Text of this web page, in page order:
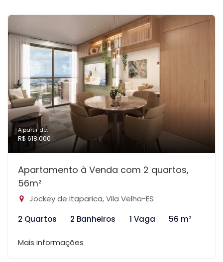
A partir de:
R$ 618.000
Apartamento à Venda com 2 quartos,
56m²
Jockey de Itaparica, Vila Velha-ES
2 Quartos
2 Banheiros 1 Vaga 56 m²
Mais informações